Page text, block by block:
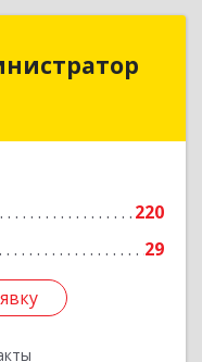
220
29
г, Мичурина ул,